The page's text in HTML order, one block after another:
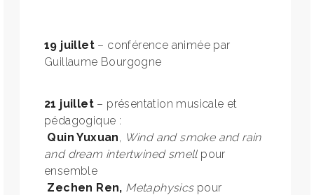
19 juillet – conférence animée par
Guillaume Bourgogne
21 juillet – présentation musicale et
pédagogique :
Quin Yuxuan, Wind and smoke and rain
and dream intertwined smellpour
ensemble
Zechen Ren, Metaphysicspour